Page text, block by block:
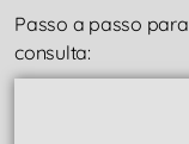
Passo a passo
consulta: